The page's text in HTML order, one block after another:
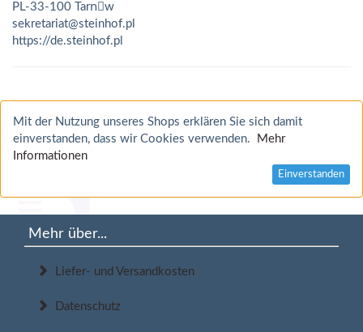
PL-33-100 Tarnَw
sekretariat@steinhof.pl
https://de.steinhof.pl
Mit der Nutzung unseres Shops erklären Sie sich damit
einverstanden, dass wir Cookies verwenden.
Mehr
Informationen
Einverstanden
Mehr über...
Liefer- und Versandkosten
Datenschutz